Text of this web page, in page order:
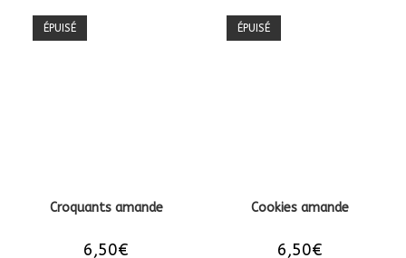
ÉPUISÉ
Croquants amande
6,50€
ÉPUISÉ
Cookies amande
6,50€